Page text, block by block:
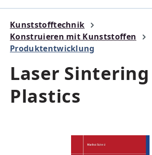
Kunststofftechnik
Konstruieren mit Kunststoffen
Produktentwicklung
Laser
Plastics
Bildergalerie überspringen